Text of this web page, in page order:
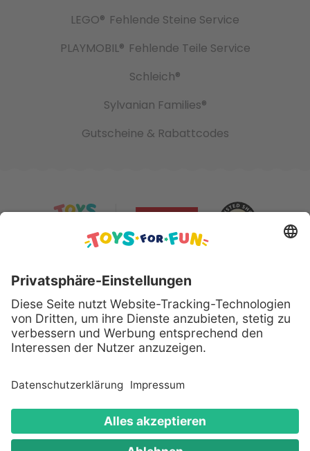
LEGO® Fehlende Steine Service
PLAYMOBIL® Fehlende Teile Service
Schleich®
Sylvanian Families®
Gutscheine & Rabattcodes
Sicher bezahlen mit:
Alle genannten Produkte und Logos sind eingetragene
Warenzeichen der jeweiligen Hersteller.
Copyright © 2008 - 2026 Toys for Fun GmbH - Alle
Rechte vorbehalten